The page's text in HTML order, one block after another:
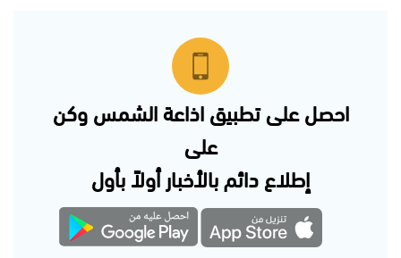
احصل على تطبيق اذاعة الشمس وكن
على
إطلاع دائم بالأخبار أولاً بأول